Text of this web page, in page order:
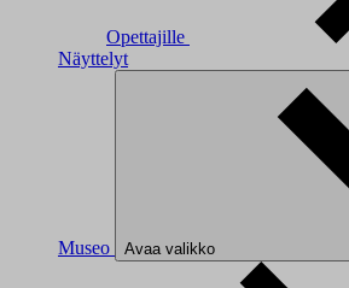
Opettajille
Näyttelyt
Museo Avaa valikko